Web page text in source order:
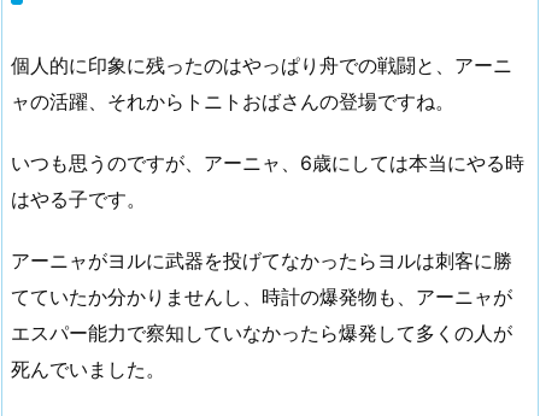
個人的に印象に残ったのはやっぱり舟での戦闘と、アーニ
ャの活躍、それからトニトおばさんの登場ですね。
いつも思うのですが、アーニャ、6歳にしては本当にやる時
はやる子です。
アーニャがヨルに武器を投げてなかったらヨルは刺客に勝
てていたか分かりませんし、時計の爆発物も、アーニャが
エスパー能力で察知していなかったら爆発して多くの人が
死んでいました。